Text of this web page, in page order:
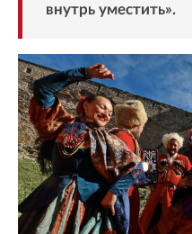
внутрь уместить».